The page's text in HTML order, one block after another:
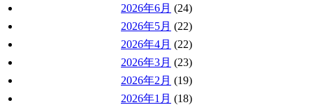
2026年6月 (24)
2026年5月 (22)
2026年4月 (22)
2026年3月 (23)
2026年2月 (19)
2026年1月 (18)